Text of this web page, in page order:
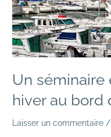
Un séminaire
hiver au bord
Laisser un commentaire /
de
la
mer
?